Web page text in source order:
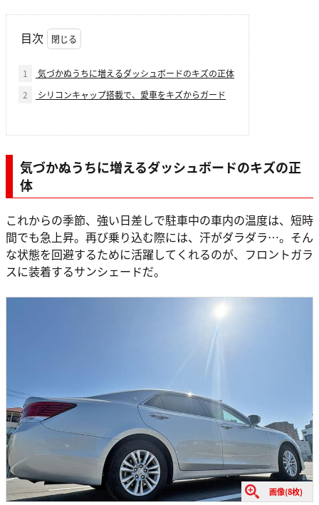
目次
1
気づかぬうちに増えるダッシュボードのキズの正体
2
シリコンキャップ搭載で、愛車をキズからガード
気づかぬうちに増えるダッシュボードのキズの正
体
これからの季節、強い日差しで駐車中の車内の温度は、短時
間でも急上昇。再び乗り込む際には、汗がダラダラ…。そん
な状態を回避するために活躍してくれるのが、フロントガラ
スに装着するサンシェードだ。
画像(8枚)